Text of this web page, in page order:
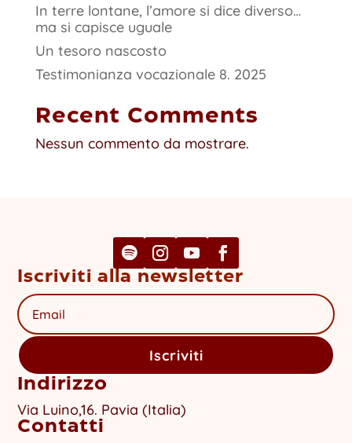
In terre lontane, l’amore si dice diverso…
ma si capisce uguale
Un tesoro nascosto
Testimonianza vocazionale 8. 2025
Recent Comments
Nessun commento da mostrare.
Iscriviti alla newsletter
Iscriviti
Indirizzo
Via Luino,16. Pavia (Italia)
Contatti